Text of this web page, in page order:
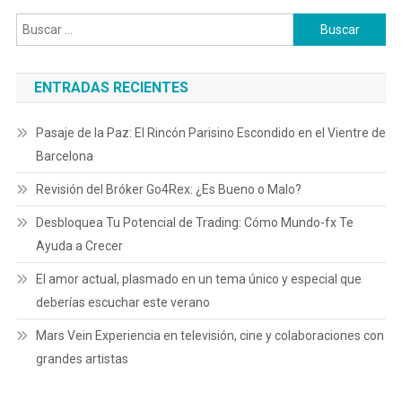
Buscar:
ENTRADAS RECIENTES
Pasaje de la Paz: El Rincón Parisino Escondido en el Vientre de
Barcelona
Revisión del Bróker Go4Rex: ¿Es Bueno o Malo?
Desbloquea Tu Potencial de Trading: Cómo Mundo-fx Te
Ayuda a Crecer
El amor actual, plasmado en un tema único y especial que
deberías escuchar este verano
Mars Vein Experiencia en televisión, cine y colaboraciones con
grandes artistas